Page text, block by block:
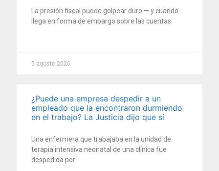
La presión fiscal puede golpear duro — y cuando
llega en forma de embargo sobre las cuentas
5 agosto 2026
¿Puede una empresa despedir a un
empleado que la encontraron durmiendo
en el trabajo? La Justicia dijo que sí
Una enfermera que trabajaba en la unidad de
terapia intensiva neonatal de una clínica fue
despedida por